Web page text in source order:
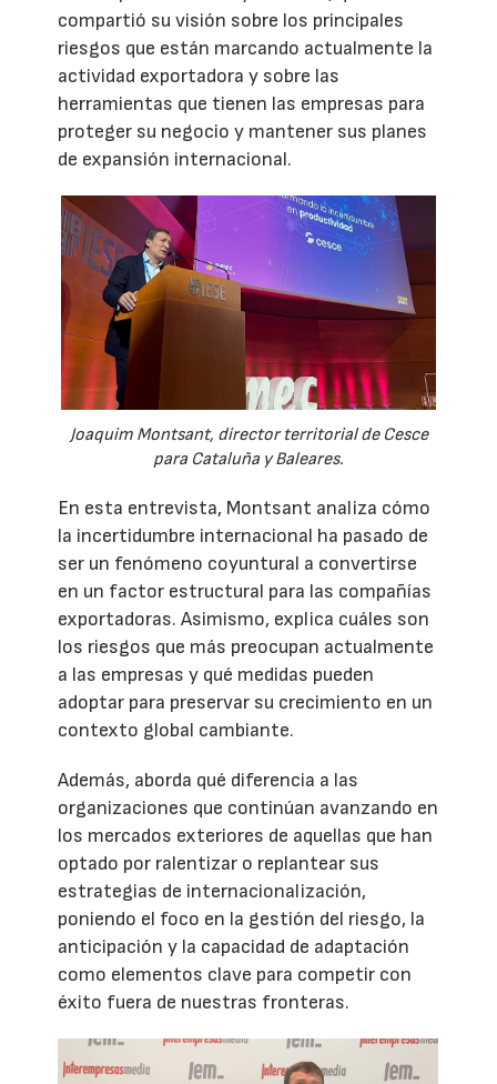
compartió su visión sobre los principales
riesgos que están marcando actualmente la
actividad exportadora y sobre las
herramientas que tienen las empresas para
proteger su negocio y mantener sus planes
de expansión internacional.
Joaquim Montsant, director territorial de Cesce
para Cataluña y Baleares.
En esta entrevista, Montsant analiza cómo
la incertidumbre internacional ha pasado de
ser un fenómeno coyuntural a convertirse
en un factor estructural para las compañías
exportadoras. Asimismo, explica cuáles son
los riesgos que más preocupan actualmente
a las empresas y qué medidas pueden
adoptar para preservar su crecimiento en un
contexto global cambiante.
Además, aborda qué diferencia a las
organizaciones que continúan avanzando en
los mercados exteriores de aquellas que han
optado por ralentizar o replantear sus
estrategias de internacionalización,
poniendo el foco en la gestión del riesgo, la
anticipación y la capacidad de adaptación
como elementos clave para competir con
éxito fuera de nuestras fronteras.